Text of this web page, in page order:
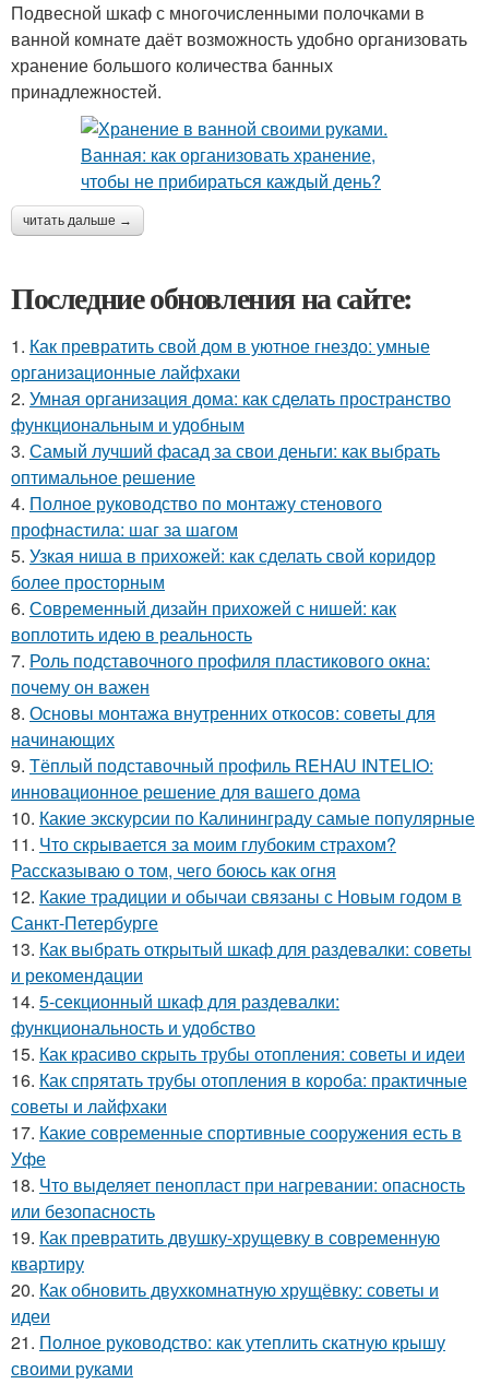
Подвесной шкаф с многочисленными полочками в
ванной комнате даёт возможность удобно организовать
хранение большого количества банных
принадлежностей.
читать дальше →
Последние обновления на сайте:
1. Как превратить свой дом в уютное гнездо: умные
организационные лайфхаки
2. Умная организация дома: как сделать пространство
функциональным и удобным
3. Самый лучший фасад за свои деньги: как выбрать
оптимальное решение
4. Полное руководство по монтажу стенового
профнастила: шаг за шагом
5. Узкая ниша в прихожей: как сделать свой коридор
более просторным
6. Современный дизайн прихожей с нишей: как
воплотить идею в реальность
7. Роль подставочного профиля пластикового окна:
почему он важен
8. Основы монтажа внутренних откосов: советы для
начинающих
9. Тёплый подставочный профиль REHAU INTELIO:
инновационное решение для вашего дома
10. Какие экскурсии по Калининграду самые популярные
11. Что скрывается за моим глубоким страхом?
Рассказываю о том, чего боюсь как огня
12. Какие традиции и обычаи связаны с Новым годом в
Санкт-Петербурге
13. Как выбрать открытый шкаф для раздевалки: советы
и рекомендации
14. 5-секционный шкаф для раздевалки:
функциональность и удобство
15. Как красиво скрыть трубы отопления: советы и идеи
16. Как спрятать трубы отопления в короба: практичные
советы и лайфхаки
17. Какие современные спортивные сооружения есть в
Уфе
18. Что выделяет пенопласт при нагревании: опасность
или безопасность
19. Как превратить двушку-хрущевку в современную
квартиру
20. Как обновить двухкомнатную хрущёвку: советы и
идеи
21. Полное руководство: как утеплить скатную крышу
своими руками